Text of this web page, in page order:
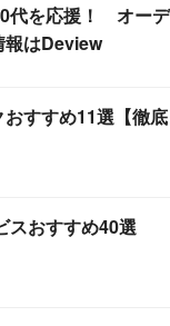
代を応援！ オーデ
報はDeview
すすめ11選【徹底
スおすすめ40選